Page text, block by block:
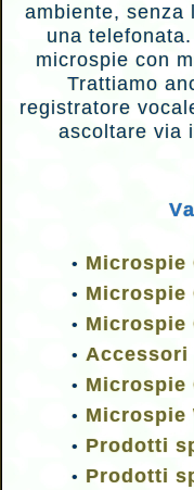
ambiente, senza
una
microspie con
Trattiamo
registratore
ascoltare via
• Microspie
• Microspie
• Microspie
• Accessori
• Microspie
• Microspie
• Prodotti
• Prodotti